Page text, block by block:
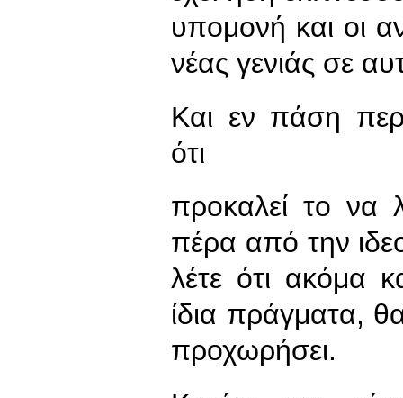
υπομονή και οι
νέας γενιάς σε
Και εν πάση
ότι
προκαλεί το να
πέρα από την
λέτε ότι ακόμα
ίδια πράγματα,
προχωρήσει.